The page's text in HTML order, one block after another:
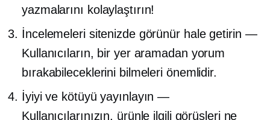
yazmalarını kolaylaştırın!
İncelemeleri sitenizde görünür hale getirin —
Kullanıcıların, bir yer aramadan yorum
bırakabileceklerini bilmeleri önemlidir.
İyiyi ve kötüyü yayınlayın —
Kullanıcılarınızın, ürünle ilgili görüşleri ne